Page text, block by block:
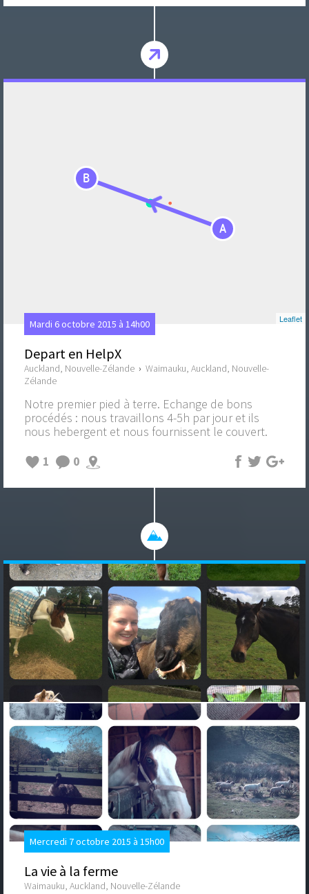
A
B
Leaflet
Mardi 6 octobre 2015 à 14h00
Depart en HelpX
Auckland, Nouvelle-Zélande › Waimauku, Auckland, Nouvelle-
Zélande
Notre premier pied à terre. Echange de bons
procédés : nous travaillons 4-5h par jour et ils
nous hebergent et nous fournissent le couvert.
1
0
Mercredi 7 octobre 2015 à 15h00
La vie à la ferme
Waimauku, Auckland, Nouvelle-Zélande